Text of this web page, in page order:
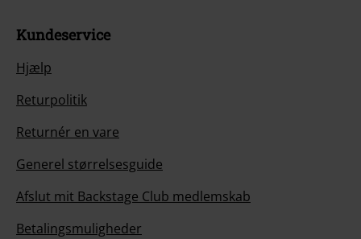
Kundeservice
Hjælp
Returpolitik
Returnér en vare
Generel størrelsesguide
Afslut mit Backstage Club medlemskab
Betalingsmuligheder